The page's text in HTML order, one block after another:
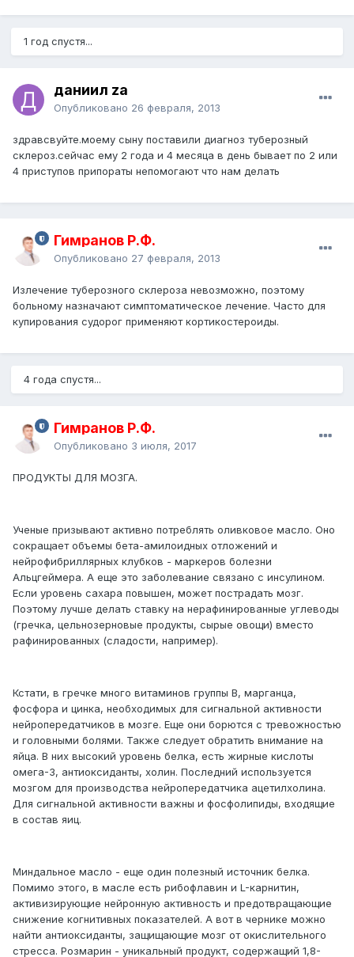
1 год спустя...
даниил za
Опубликовано 26 февраля, 2013
здравсвуйте.моему сыну поставили диагноз туберозный
склероз.сейчас ему 2 года и 4 месяца в день бывает по 2 или
4 приступов припораты непомогают что нам делать
Гимранов Р.Ф.
Опубликовано 27 февраля, 2013
Излечение туберозного склероза невозможно, поэтому
больному назначают симптоматическое лечение. Часто для
купирования судорог применяют кортикостероиды.
4 года спустя...
Гимранов Р.Ф.
Опубликовано 3 июля, 2017
ПРОДУКТЫ ДЛЯ МОЗГА.
Ученые призывают активно потреблять оливковое масло. Оно
сокращает объемы бета-амилоидных отложений и
нейрофибриллярных клубков - маркеров болезни
Альцгеймера. А еще это заболевание связано с инсулином.
Если уровень сахара повышен, может пострадать мозг.
Поэтому лучше делать ставку на нерафинированные углеводы
(гречка, цельнозерновые продукты, сырые овощи) вместо
рафинированных (сладости, например).
Кстати, в гречке много витаминов группы В, марганца,
фосфора и цинка, необходимых для сигнальной активности
нейропередатчиков в мозге. Еще они борются с тревожностью
и головными болями. Также следует обратить внимание на
яйца. В них высокий уровень белка, есть жирные кислоты
омега-3, антиоксиданты, холин. Последний используется
мозгом для производства нейропередатчика ацетилхолина.
Для сигнальной активности важны и фосфолипиды, входящие
в состав яиц.
Миндальное масло - еще один полезный источник белка.
Помимо этого, в масле есть рибофлавин и L-карнитин,
активизирующие нейронную активность и предотвращающие
снижение когнитивных показателей. А вот в чернике можно
найти антиоксиданты, защищающие мозг от окислительного
стресса. Розмарин - уникальный продукт, содержащий 1,8-